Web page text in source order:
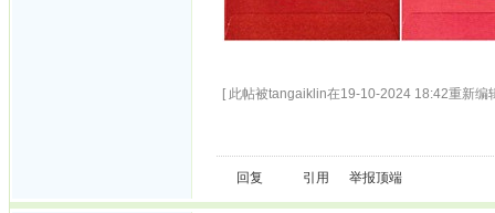
[ 此帖被tangaiklin在19-10-2024 18:42重新编
回复 引用 举报顶端